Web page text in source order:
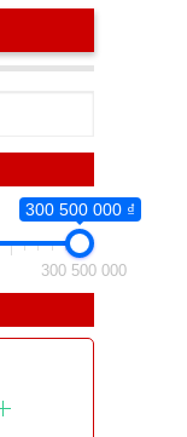
300 500 000 ₫
300 500 000